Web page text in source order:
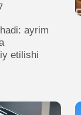
ayrim
etilishi